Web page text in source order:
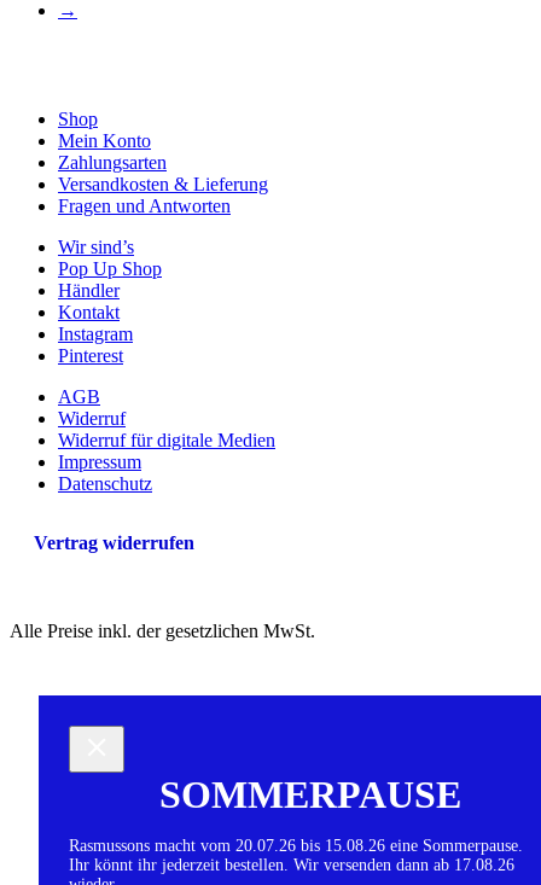
→
Shop
Mein Konto
Zahlungsarten
Versandkosten & Lieferung
Fragen und Antworten
Wir sind’s
Pop Up Shop
Händler
Kontakt
Instagram
Pinterest
AGB
Widerruf
Widerruf für digitale Medien
Impressum
Datenschutz
Vertrag widerrufen
Alle Preise inkl. der gesetzlichen MwSt.
SOMMERPAUSE
Rasmussons macht vom 20.07.26 bis 15.08.26 eine Sommerpause.
Ihr könnt ihr jederzeit bestellen. Wir versenden dann ab 17.08.26